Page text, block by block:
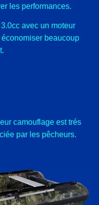
les performances.
avec un moteur
beaucoup
camouflage est trés
par les pêcheurs.